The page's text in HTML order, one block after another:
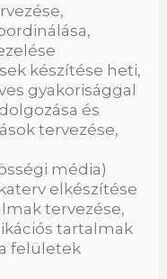
készítése heti,
gyakorisággal
és
tervezése,
média)
elkészítése
tervezése,
tartalmak
felületek